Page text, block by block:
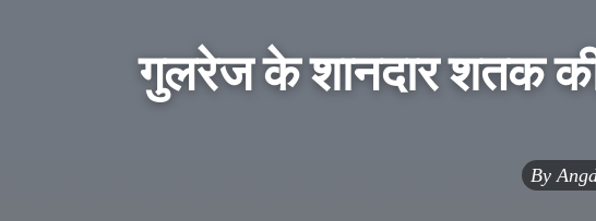
गुलरेज के शानदार शतक की
By